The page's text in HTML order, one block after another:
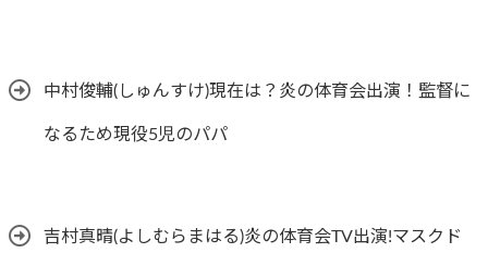
中村俊輔(しゅんすけ)現在は？炎の体育会出演！監督に
なるため現役5児のパパ
吉村真晴(よしむらまはる)炎の体育会TV出演!マスクド